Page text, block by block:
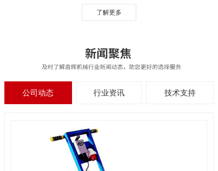
了解更多
公司动态 行业资讯 技术支持